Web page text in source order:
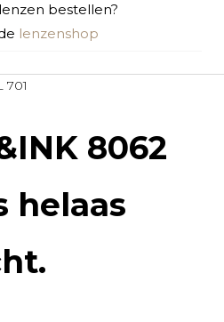
bestellen?
lenzenshop
701
8062
helaas